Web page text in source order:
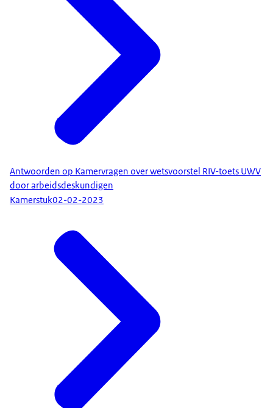
Antwoorden op Kamervragen over wetsvoorstel RIV-toets UWV
door arbeidsdeskundigen
Kamerstuk02-02-2023